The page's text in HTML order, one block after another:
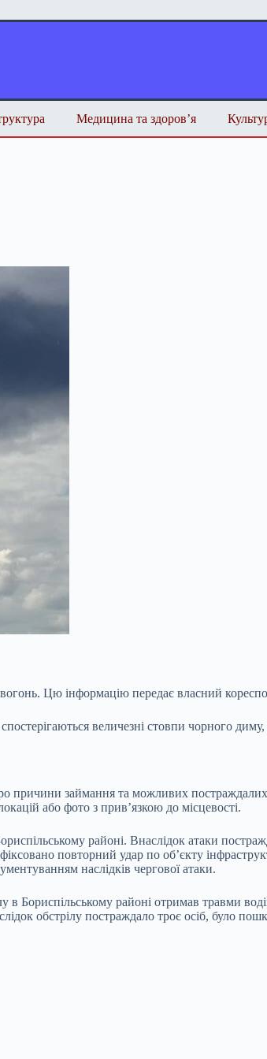
Медицина та здоров’я
Цю інформацію передає власний
величезні стовпи чорного диму,
причини займання та можливих
або фото з прив’язкою до місцевості.
районі. Внаслідок атаки
повторний удар по об’єкту
наслідків чергової атаки.
районі отримав травми
обстрілу постраждало троє осіб, було